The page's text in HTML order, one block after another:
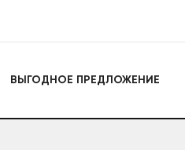
ВЫГОДНОЕ ПРЕДЛОЖЕНИЕ
Игрушки для активного